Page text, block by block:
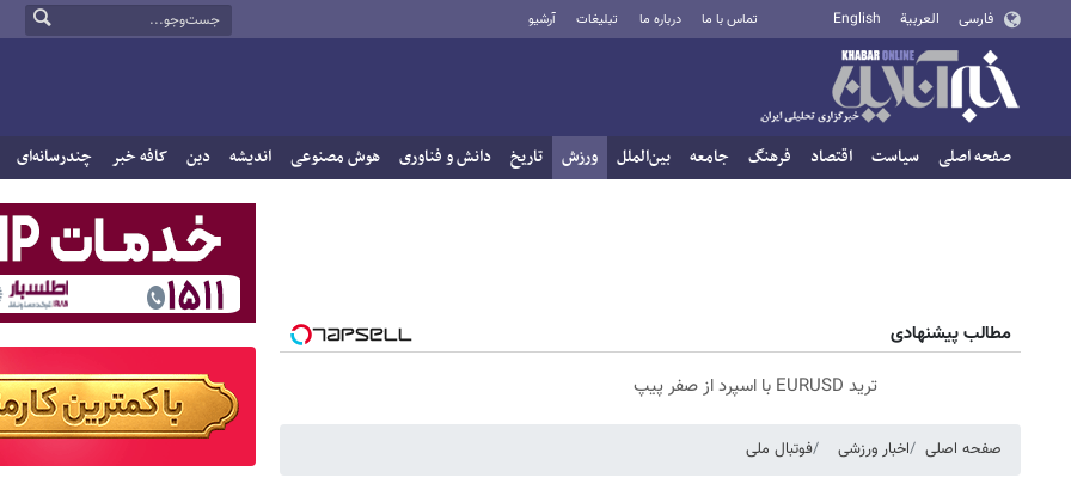
فارسی العربية English تماس با ما درباره ما تبلیغات آرشیو
صفحه اصلی سیاست اقتصاد فرهنگ جامعه بین‌الملل ورزش تاریخ دانش و فناوری هوش مصنوعی اندیشه دین کافه خبر چندرسانه‌ای
مطالب پیشنهادی
ترید EURUSD با اسپرد از صفر پیپ
صفحه اصلی اخبار ورزشی فوتبال ملی